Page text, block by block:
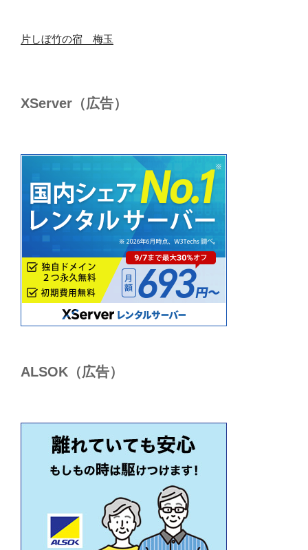
片しぼ竹の宿 梅玉
XServer（広告）
ALSОK（広告）